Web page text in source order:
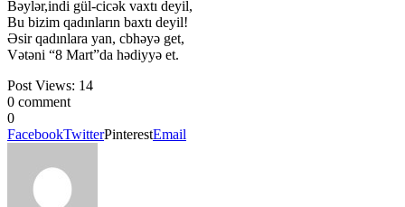
Bəylər,indi gül-cicək vaxtı deyil,
Bu bizim qadınların baxtı deyil!
Əsir qadınlara yan, cbhəyə get,
Vətəni “8 Mart”da hədiyyə et.
Post Views: 14
0 comment
0
FacebookTwitterPinterestEmail